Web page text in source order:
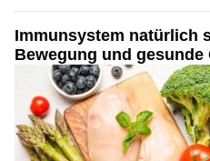
Immunsystem natürlich
Bewegung und gesunde